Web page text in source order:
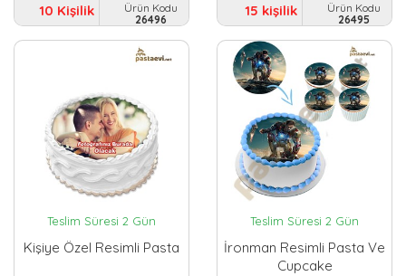
10 Kişilik
Ürün Kodu
26496
15 kişilik
Ürün Kodu
26495
Teslim Süresi 2 Gün
Kişiye Özel Resimli Pasta
Teslim Süresi 2 Gün
İronman Resimli Pasta Ve
Cupcake